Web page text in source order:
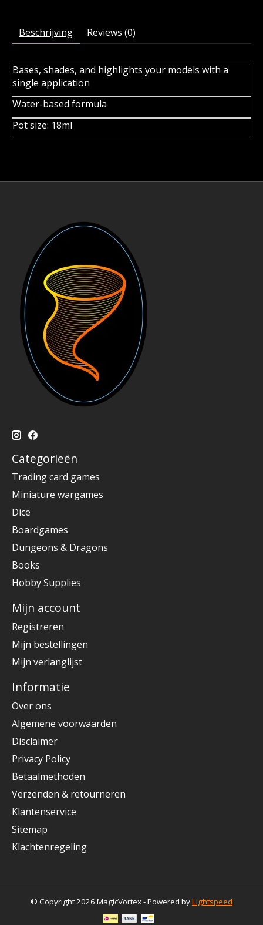
Beschrijving Reviews (0)
Bases, shades, and highlights your models with a
single application
Water-based formula
Pot size: 18ml
Categorieën
Trading card games
Miniature wargames
Dice
Boardgames
Dungeons & Dragons
Books
Hobby Supplies
Mijn account
Registreren
Mijn bestellingen
Mijn verlanglijst
Informatie
Over ons
Algemene voorwaarden
Disclaimer
Privacy Policy
Betaalmethoden
Verzenden & retourneren
Klantenservice
Sitemap
Klachtenregeling
© Copyright 2026 MagicVortex - Powered byLightspeed